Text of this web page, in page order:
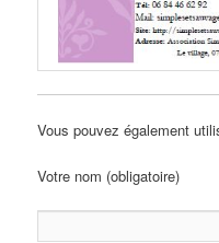
Vous pouvez également
Votre nom (obligatoire)